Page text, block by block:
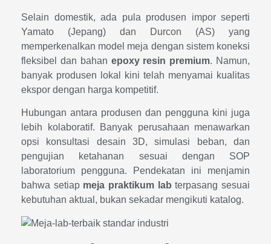
Selain domestik, ada pula produsen impor seperti
Yamato (Jepang) dan Durcon (AS) yang
memperkenalkan model meja dengan sistem koneksi
fleksibel dan bahan epoxy resin premium. Namun,
banyak produsen lokal kini telah menyamai kualitas
ekspor dengan harga kompetitif.
Hubungan antara produsen dan pengguna kini juga
lebih kolaboratif. Banyak perusahaan menawarkan
opsi konsultasi desain 3D, simulasi beban, dan
pengujian ketahanan sesuai dengan SOP
laboratorium pengguna. Pendekatan ini menjamin
bahwa setiap meja praktikum lab terpasang sesuai
kebutuhan aktual, bukan sekadar mengikuti katalog.